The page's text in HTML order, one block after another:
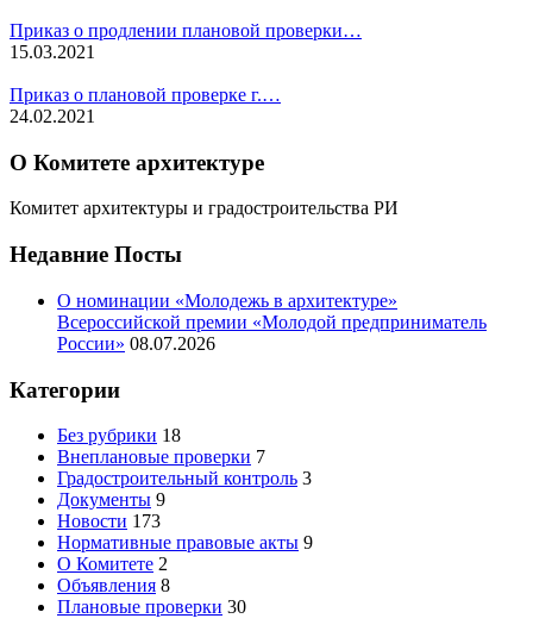
Приказ о продлении плановой проверки…
15.03.2021
Приказ о плановой проверке г.…
24.02.2021
О Комитете архитектуре
Комитет архитектуры и градостроительства РИ
Недавние Посты
О номинации «Молодежь в архитектуре»
Всероссийской премии «Молодой предприниматель
России» 08.07.2026
Категории
Без рубрики 18
Внеплановые проверки 7
Градостроительный контроль 3
Документы 9
Новости 173
Нормативные правовые акты 9
О Комитете 2
Объявления 8
Плановые проверки 30